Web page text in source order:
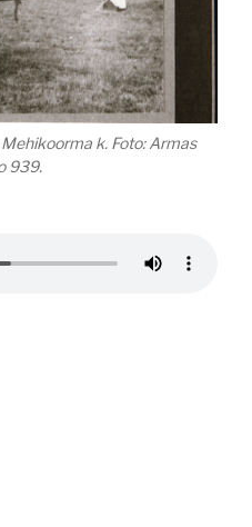
k. Foto: Armas
939.